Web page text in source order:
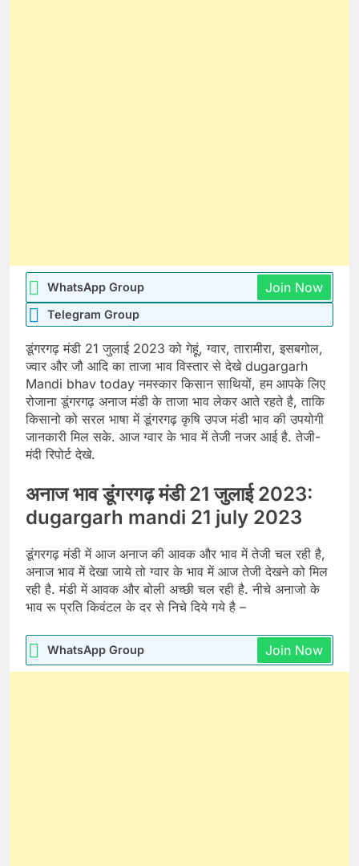
WhatsApp Group Join Now
Telegram Group
डूंगरगढ़ मंडी 21 जुलाई 2023 को गेहूं, ग्वार, तारामीरा, इसबगोल,
ज्वार और जौ आदि का ताजा भाव विस्तार से देखे dugargarh
Mandi bhav today नमस्कार किसान साथियों, हम आपके लिए
रोजाना डूंगरगढ़ अनाज मंडी के ताजा भाव लेकर आते रहते है, ताकि
किसानो को सरल भाषा में डूंगरगढ़ कृषि उपज मंडी भाव की उपयोगी
जानकारी मिल सके. आज ग्वार के भाव में तेजी नजर आई है. तेजी-
मंदी रिपोर्ट देखे.
अनाज भाव डूंगरगढ़ मंडी 21 जुलाई 2023:
dugargarh mandi 21 july 2023
डूंगरगढ़ मंडी में आज अनाज की आवक और भाव में तेजी चल रही है,
अनाज भाव में देखा जाये तो ग्वार के भाव में आज तेजी देखने को मिल
रही है. मंडी में आवक और बोली अच्छी चल रही है. नीचे अनाजो के
भाव रू प्रति किवंटल के दर से निचे दिये गये है –
WhatsApp Group Join Now